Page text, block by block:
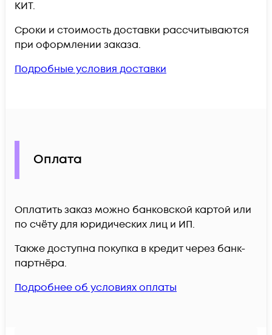
КИТ.
Сроки и стоимость доставки рассчитываются
при оформлении заказа.
Подробные условия доставки
Оплата
Оплатить заказ можно банковской картой или
по счёту для юридических лиц и ИП.
Также доступна покупка в кредит через банк-
партнёра.
Подробнее об условиях оплаты